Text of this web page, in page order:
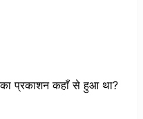
का प्रकाशन कहाँ से हुआ था?